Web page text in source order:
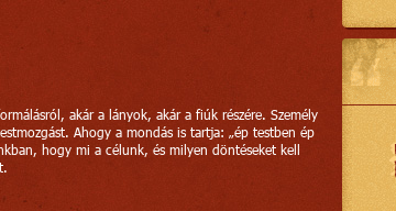
akár a lányok, akár a fiúk részére. Személy
Ahogy a mondás is tartja: „ép testben ép
hogy mi a célunk, és milyen döntéseket kell